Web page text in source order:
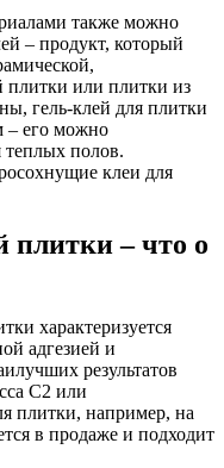
также можно
– продукт, который
плитки или плитки из
гель-клей для плитки
– его можно
теплых полов.
клеи для
плитки – что о
характеризуется
адгезией и
результатов
C2 или
плитки, например, на
в продаже и подходит